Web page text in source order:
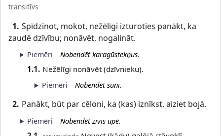
transitīvs
1. Spīdzinot, mokot, nežēlīgi izturoties panākt, ka
zaudē dzīvību; nonāvēt, nogalināt.
Piemēri Nobendēt karagūstekņus.
1.1. Nežēlīgi nonāvēt (dzīvnieku).
Piemēri Nobendēt suni.
2. Panākt, būt par cēloni, ka (kas) iznīkst, aiziet bojā.
Piemēri Nobendēt zivis upē.